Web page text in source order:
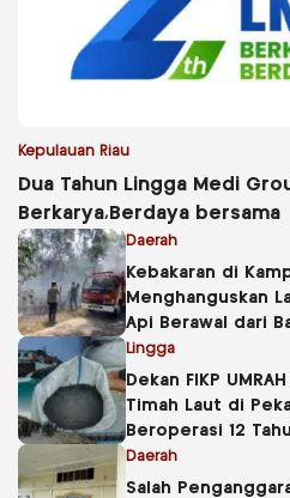
Kepulauan Riau
Dua Tahun Lingga Medi
Berkarya,Berdaya bersama
Daerah
Kebakaran di
Menghanguskan
Api Berawal dari
Lingga
Dekan FIKP
Timah Laut di
Beroperasi 12
Daerah
Salah